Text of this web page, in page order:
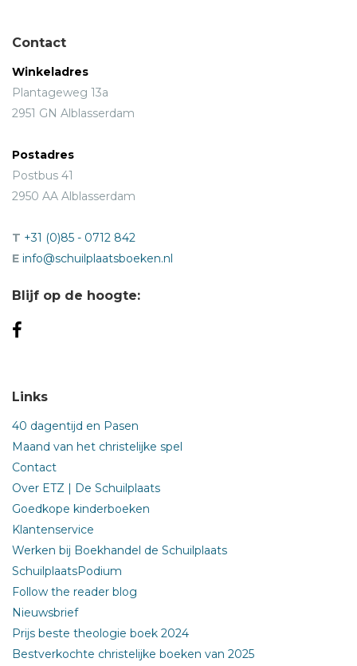
Contact
Winkeladres
Plantageweg 13a
2951 GN Alblasserdam
Postadres
Postbus 41
2950 AA Alblasserdam
T +31 (0)85 - 0712 842
E info@schuilplaatsboeken.nl
Blijf op de hoogte:
Links
40 dagentijd en Pasen
Maand van het christelijke spel
Contact
Over ETZ | De Schuilplaats
Goedkope kinderboeken
Klantenservice
Werken bij Boekhandel de Schuilplaats
SchuilplaatsPodium
Follow the reader blog
Nieuwsbrief
Prijs beste theologie boek 2024
Bestverkochte christelijke boeken van 2025